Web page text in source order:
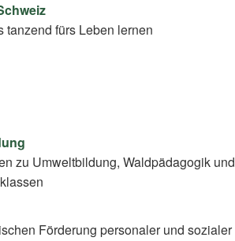
tanzend fürs Leben lernen
zu Umweltbildung, Waldpädagogik und
Förderung personaler und sozialer